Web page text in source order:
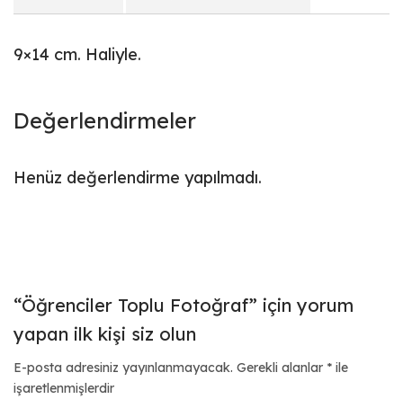
9×14 cm. Haliyle.
Değerlendirmeler
Henüz değerlendirme yapılmadı.
“Öğrenciler Toplu Fotoğraf” için yorum
yapan ilk kişi siz olun
E-posta adresiniz yayınlanmayacak. Gerekli alanlar * ile
işaretlenmişlerdir